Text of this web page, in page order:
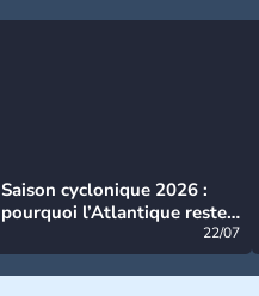
Saison cyclonique 2026 :
pourquoi l’Atlantique reste
22/07